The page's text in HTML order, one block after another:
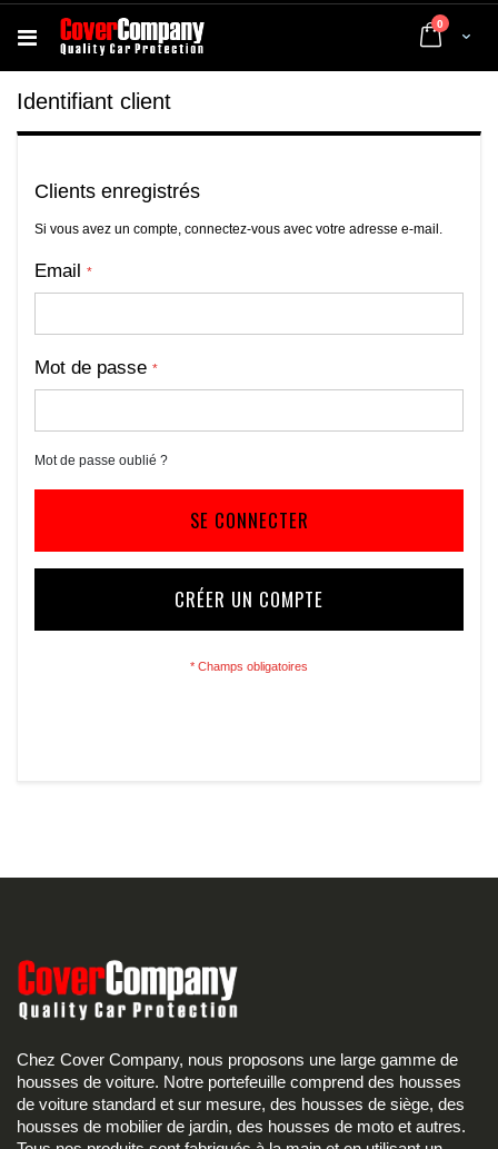
Cart
0 articles
Identifiant client
Clients enregistrés
Si vous avez un compte, connectez-vous avec votre adresse e-mail.
Email
Mot de passe
Mot de passe oublié ?
SE CONNECTER
CRÉER UN COMPTE
Chez Cover Company, nous proposons une large gamme de
housses de voiture. Notre portefeuille comprend des housses
de voiture standard et sur mesure, des housses de siège, des
housses de mobilier de jardin, des housses de moto et autres.